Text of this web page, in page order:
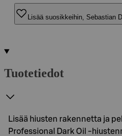
Lisää suosikkeihin, Sebastian
Tuotetiedot
Lisää hiusten rakennetta ja
Professional Dark Oil -